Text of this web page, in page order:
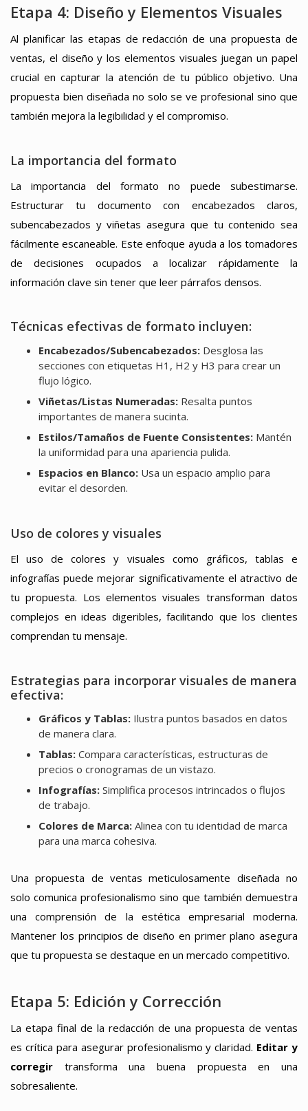
Etapa 4: Diseño y Elementos Visuales
Al planificar las etapas de redacción de una propuesta de
ventas, el diseño y los elementos visuales juegan un papel
crucial en capturar la atención de tu público objetivo. Una
propuesta bien diseñada no solo se ve profesional sino que
también mejora la legibilidad y el compromiso.
La importancia del formato
La importancia del formato no puede subestimarse.
Estructurar tu documento con encabezados claros,
subencabezados y viñetas asegura que tu contenido sea
fácilmente escaneable. Este enfoque ayuda a los tomadores
de decisiones ocupados a localizar rápidamente la
información clave sin tener que leer párrafos densos.
Técnicas efectivas de formato incluyen:
Encabezados/Subencabezados:Desglosa las
secciones con etiquetas H1, H2 y H3 para crear un
flujo lógico.
Viñetas/Listas Numeradas:Resalta puntos
importantes de manera sucinta.
Estilos/Tamaños de Fuente Consistentes:Mantén
la uniformidad para una apariencia pulida.
Espacios en Blanco:Usa un espacio amplio para
evitar el desorden.
Uso de colores y visuales
El uso de colores y visuales como gráficos, tablas e
infografías puede mejorar significativamente el atractivo de
tu propuesta. Los elementos visuales transforman datos
complejos en ideas digeribles, facilitando que los clientes
comprendan tu mensaje.
Estrategias para incorporar visuales de manera
efectiva:
Gráficos y Tablas:Ilustra puntos basados en datos
de manera clara.
Tablas:Compara características, estructuras de
precios o cronogramas de un vistazo.
Infografías:Simplifica procesos intrincados o flujos
de trabajo.
Colores de Marca:Alinea con tu identidad de marca
para una marca cohesiva.
Una propuesta de ventas meticulosamente diseñada no
solo comunica profesionalismo sino que también demuestra
una comprensión de la estética empresarial moderna.
Mantener los principios de diseño en primer plano asegura
que tu propuesta se destaque en un mercado competitivo.
Etapa 5: Edición y Corrección
La etapa final de la redacción de una propuesta de ventas
es crítica para asegurar profesionalismo y claridad. Editar y
corregir transforma una buena propuesta en una
sobresaliente.